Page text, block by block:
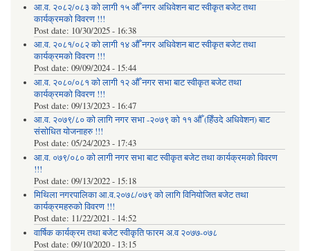
आ.व. २०८२/०८३ को लागी १५ औँ नगर अधिवेशन बाट स्वीकृत बजेट तथा
कार्यक्रमको विवरण !!!
Post date: 10/30/2025 - 16:38
आ.व. २०८१/०८२ को लागी १४ औँ नगर अधिवेशन बाट स्वीकृत बजेट तथा
कार्यक्रमको विवरण !!!
Post date: 09/09/2024 - 15:44
आ.व. २०८०/०८१ को लागी १२ औँ नगर सभा बाट स्वीकृत बजेट तथा
कार्यक्रमको विवरण !!!
Post date: 09/13/2023 - 16:47
आ.व. २०७९/८० को लागि नगर सभा -२०७९ को ११ औँ (हिँउदे अधिवेशन) बाट
संसोधित योजनाहरु !!!
Post date: 05/24/2023 - 17:43
आ.व. ०७९/०८० को लागी नगर सभा बाट स्वीकृत बजेट तथा कार्यक्रमको विवरण
!!!
Post date: 09/13/2022 - 15:18
मिथिला नगरपालिका आ.व.२०७८/०७९ को लागि विनियोजित बजेट तथा
कार्यक्रमहरुको विवरण !!!
Post date: 11/22/2021 - 14:52
वार्षिक कार्यक्रम तथा बजेट स्वीकृति फारम अ.व २०७७-०७८
Post date: 09/10/2020 - 13:15